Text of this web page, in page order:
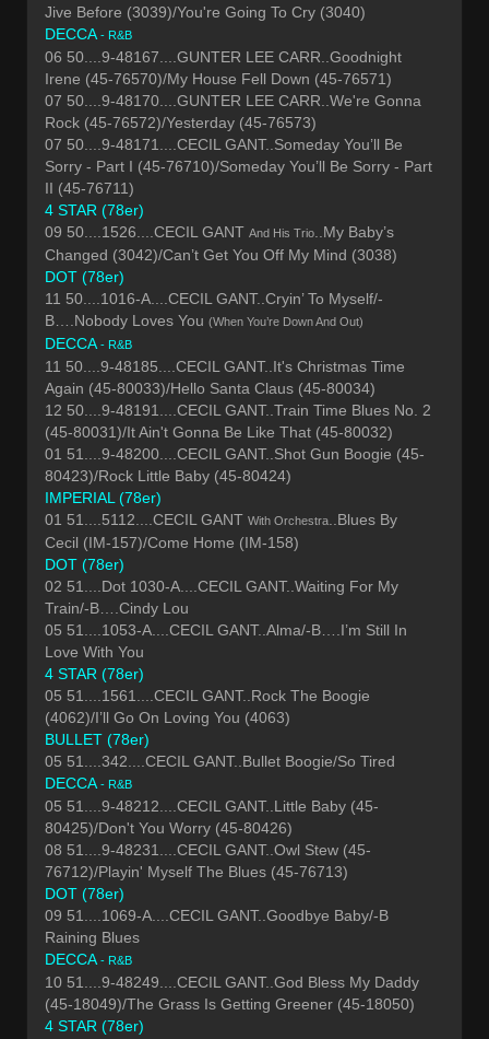
Jive Before (3039)/You're Going To Cry (3040)
DECCA - R&B
06 50....9-48167....GUNTER LEE CARR..Goodnight
Irene (45-76570)/My House Fell Down (45-76571)
07 50....9-48170....GUNTER LEE CARR..We're Gonna
Rock (45-76572)/Yesterday (45-76573)
07 50....9-48171....CECIL GANT..Someday You’ll Be
Sorry - Part I (45-76710)/Someday You’ll Be Sorry - Part
II (45-76711)
4 STAR (78er)
09 50....1526....CECIL GANT And His Trio
..My Baby’s
Changed (3042)/Can’t Get You Off My Mind (3038)
DOT (78er)
11 50....1016-A....CECIL GANT..Cryin’ To Myself/-
B….Nobody Loves You (When You’re Down And Out)
DECCA - R&B
11 50....9-48185....CECIL GANT..It's Christmas Time
Again (45-80033)/Hello Santa Claus (45-80034)
12 50....9-48191....CECIL GANT..Train Time Blues No. 2
(45-80031)/It Ain't Gonna Be Like That (45-80032)
01 51....9-48200....CECIL GANT..Shot Gun Boogie (45-
80423)/Rock Little Baby (45-80424)
IMPERIAL (78er)
01 51....5112....CECIL GANT With Orchestra
..Blues By
Cecil (IM-157)/Come Home (IM-158)
DOT (78er)
02 51....Dot 1030-A....CECIL GANT..Waiting For My
Train/-B….Cindy Lou
05 51....1053-A....CECIL GANT..Alma/-B….I’m Still In
Love With You
4 STAR (78er)
05 51....1561....CECIL GANT..Rock The Boogie
(4062)/I’ll Go On Loving You (4063)
BULLET (78er)
05 51....342....CECIL GANT..Bullet Boogie/So Tired
DECCA - R&B
05 51....9-48212....CECIL GANT..Little Baby (45-
80425)/Don't You Worry (45-80426)
08 51....9-48231....CECIL GANT..Owl Stew (45-
76712)/Playin' Myself The Blues (45-76713)
DOT (78er)
09 51....1069-A....CECIL GANT..Goodbye Baby/-B
Raining Blues
DECCA - R&B
10 51....9-48249....CECIL GANT..God Bless My Daddy
(45-18049)/The Grass Is Getting Greener (45-18050)
4 STAR (78er)